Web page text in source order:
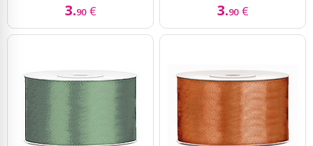
3.90 € 3.90 €